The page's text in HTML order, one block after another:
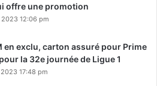
offre une promotion
2023 12:06 pm
en exclu, carton assuré pour Prime
la 32e journée de Ligue 1
2023 17:48 pm